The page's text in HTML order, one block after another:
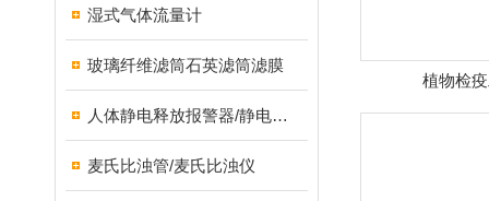
湿式气体流量计
玻璃纤维滤筒石英滤筒滤膜
人体静电释放报警器/静电保护器
麦氏比浊管/麦氏比浊仪
植物检